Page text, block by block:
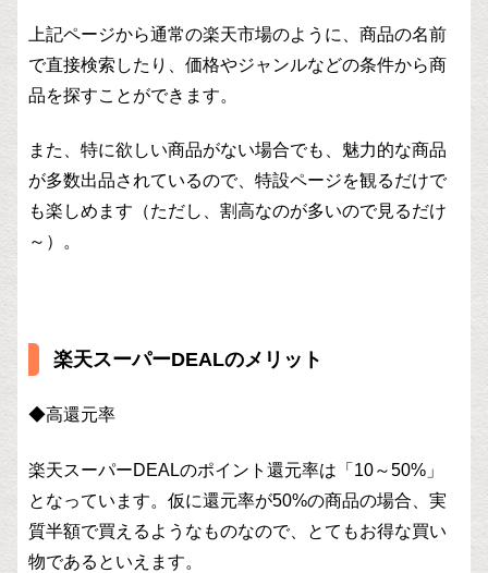
上記ページから通常の楽天市場のように、商品の名前
で直接検索したり、価格やジャンルなどの条件から商
品を探すことができます。
また、特に欲しい商品がない場合でも、魅力的な商品
が多数出品されているので、特設ページを観るだけで
も楽しめます（ただし、割高なのが多いので見るだけ
～）。
楽天スーパーDEALのメリット
◆高還元率
楽天スーパーDEALのポイント還元率は「10～50%」
となっています。仮に還元率が50%の商品の場合、実
質半額で買えるようなものなので、とてもお得な買い
物であるといえます。